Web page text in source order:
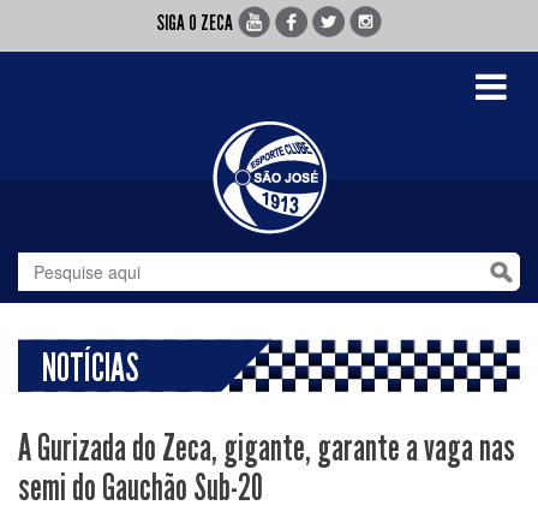
SIGA O ZECA
Toggle
NOTÍCIAS
A Gurizada do Zeca, gigante, garante a vaga nas
semi do Gauchão Sub-20